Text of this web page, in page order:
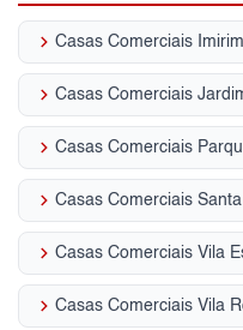
keyboard_arrow_right Casas Comerciais Imirim
keyboard_arrow_right Casas Comerciais
keyboard_arrow_right Casas Comerciais
keyboard_arrow_right Casas Comerciais
keyboard_arrow_right Casas Comerciais Vila
keyboard_arrow_right Casas Comerciais Vila